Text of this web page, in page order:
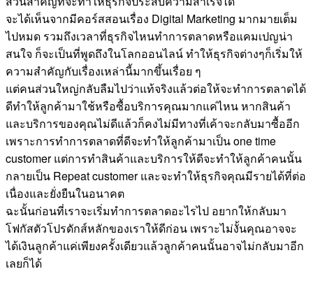
จะได้เห็นจากมีคอร์สสอนเรื่อง Digital Marketing มากมายเต็ม
ไปหมด รวมถึงเวลาที่ธุรกิจไหนทำการตลาดหรือแคมเปญน่า
สนใจ ก็จะเป็นที่พูดถึงในโลกออนไลน์ ทำให้ธุรกิจต่างๆก็เริ่มให้
ความสำคัญกับเรื่องเหล่านี้มากขึ้นเรื่อย ๆ
แต่คนส่วนใหญ่กลับลืมไปว่าแท้จริงแล้วต่อให้จะทำการตลาดได้
ดีทำให้ลูกค้ามาใช้หรือซื้อบริการคุณมากแค่ไหน หากสินค้า
และบริการของคุณไม่ดีแล้วก็คงไม่มีทางที่เค้าจะกลับมาซื้ออีก
เพราะการทำการตลาดที่ดีจะทำให้ลูกค้ามาเป็น one time
customer แต่การทำสินค้าและบริการให้ดีจะทำให้ลูกค้าคนนั้น
กลายเป็น Repeat customer และจะทำให้ธุรกิจคุณมีรายได้ที่ต่อ
เนื่องและยั่งยืนในอนาคต
ฉะนั้นก่อนที่เราจะเริ่มทำการตลาดอะไรไป อยากให้กลับมา
โฟกัสตัวโปรดักส์หลักของเราให้ดีก่อน เพราะไม่งั้นคุณอาจจะ
ได้เงินลูกค้าแค่เพียงครั้งเดียวแล้วลูกค้าคนนั้นอาจไม่กลับมาอีก
เลยก็ได้